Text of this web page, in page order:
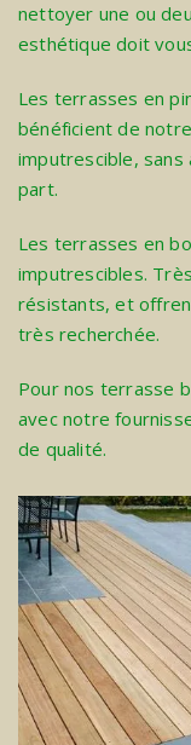
nettoyer une ou
esthétique doit
Les terrasses en
bénéficient de
imputrescible,
part.
Les terrasses en
imputrescibles.
résistants, et
très recherchée.
Pour nos terrasse
avec notre
de qualité.